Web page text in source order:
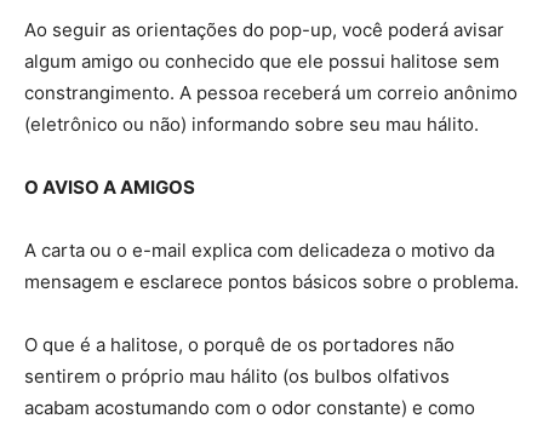
Ao seguir as orientações do pop-up, você poderá avisar
algum amigo ou conhecido que ele possui halitose sem
constrangimento. A pessoa receberá um correio anônimo
(eletrônico ou não) informando sobre seu mau hálito.
O AVISO A AMIGOS
A carta ou o e-mail explica com delicadeza o motivo da
mensagem e esclarece pontos básicos sobre o problema.
O que é a halitose, o porquê de os portadores não
sentirem o próprio mau hálito (os bulbos olfativos
acabam acostumando com o odor constante) e como